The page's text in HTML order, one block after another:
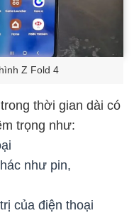
Z Fold 4
thời gian dài có
trọng như:
như pin,
của điện thoại